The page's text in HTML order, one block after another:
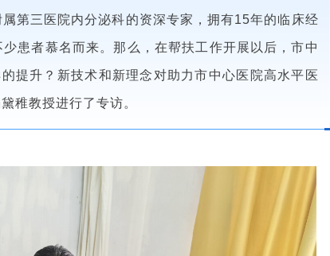
第三医院内分泌科的资深专家，拥有15年的临床经
患者慕名而来。那么，在帮扶工作开展以后，市中
提升？新技术和新理念对助力市中心医院高水平医
稚教授进行了专访。